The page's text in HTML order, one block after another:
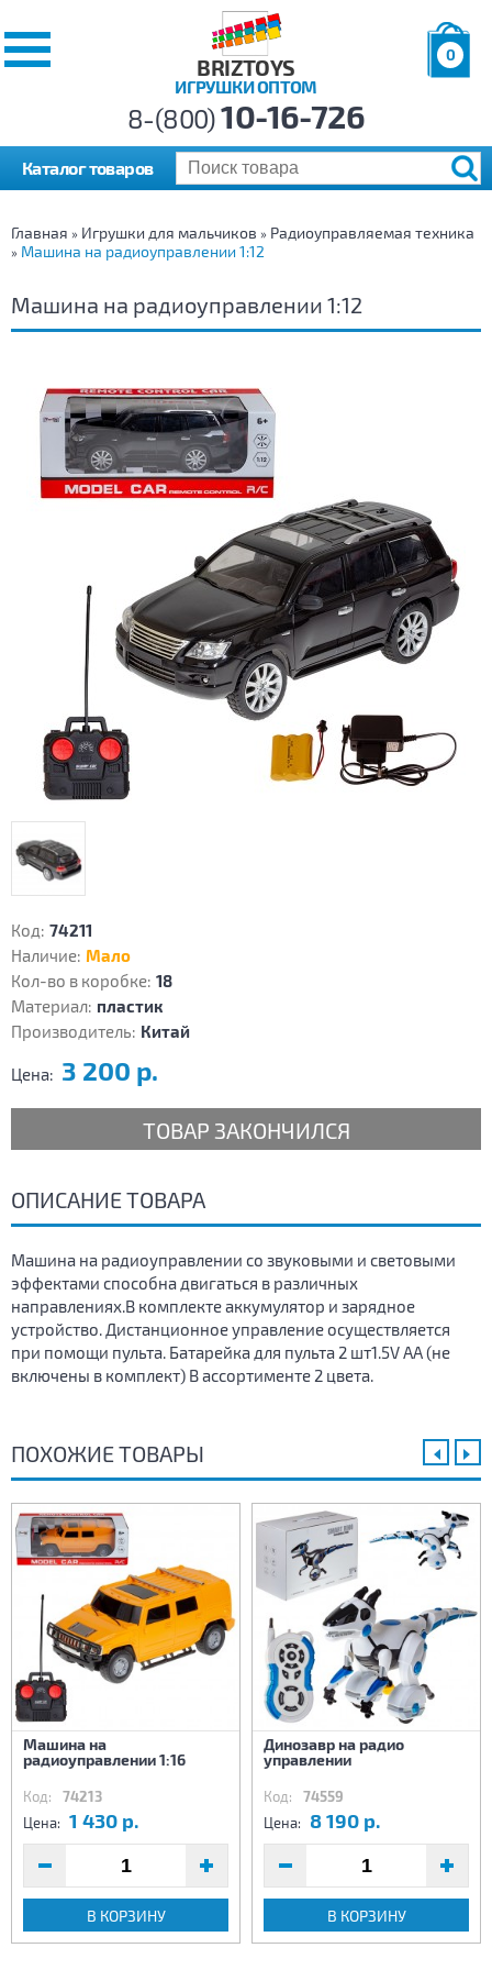
BRIZTOYS
ИГРУШКИ ОПТОМ
0
р.
8-(800)10-16-726
Каталог товаров
Главная » Игрушки для мальчиков » Радиоуправляемая техника
» Машина на радиоуправлении 1:12
Машина на радиоуправлении 1:12
Код: 74211
Наличие: Мало
Кол-во в коробке: 18
Материал: пластик
Производитель: Китай
Цена: 3 200 р.
ТОВАР ЗАКОНЧИЛСЯ
ОПИСАНИЕ ТОВАРА
Машина на радиоуправлении со звуковыми и световыми
эффектами способна двигаться в различных
направлениях.В комплекте аккумулятор и зарядное
устройство. Дистанционное управление осуществляется
при помощи пульта. Батарейка для пульта 2 шт1.5V AA (не
включены в комплект) В ассортименте 2 цвета.
ПОХОЖИЕ ТОВАРЫ
Машина на
радиоуправлении 1:16
Код: 74213
Цена: 1 430 р.
В КОРЗИНУ
Динозавр на радио
управлении
Код: 74559
Цена: 8 190 р.
В КОРЗИНУ